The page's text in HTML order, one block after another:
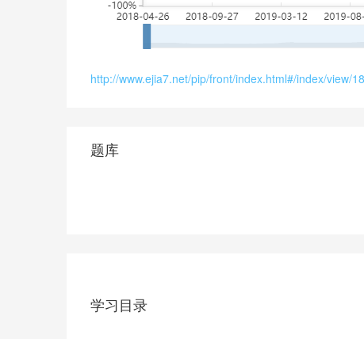
http://www.ejia7.net/pip/front/index.html#/index/view/
题库
学习目录